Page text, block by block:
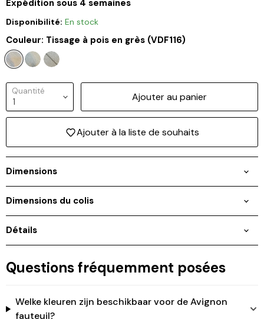
Expédition sous 4 semaines
Disponibilité: En stock
Couleur: Tissage à pois en grès (VDF116)
Quantité Ajouter au panier
Ajouter à la liste de souhaits
Dimensions
Dimensions du colis
Détails
Questions fréquemment posées
Welke kleuren zijn beschikbaar voor de Avignon
fauteuil?
Connexion requise
produits à votre liste de souhaits et afficher vos